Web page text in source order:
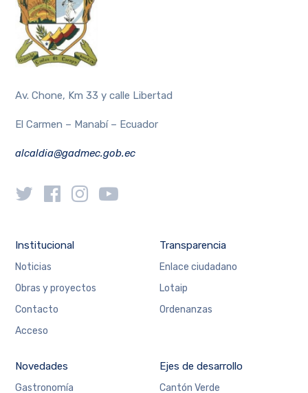
Av. Chone, Km 33 y calle Libertad
El Carmen – Manabí – Ecuador
alcaldia@gadmec.gob.ec
Institucional
Noticias
Obras y proyectos
Contacto
Acceso
Transparencia
Enlace ciudadano
Lotaip
Ordenanzas
Novedades
Gastronomía
Ejes de desarrollo
Cantón Verde